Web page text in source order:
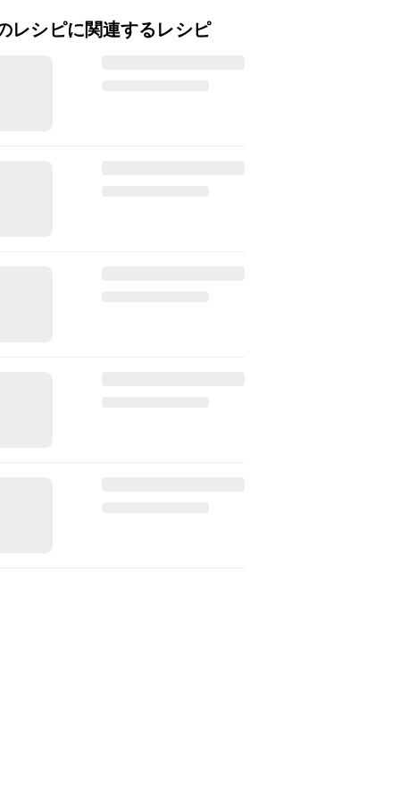
レシピに関連するレシピ